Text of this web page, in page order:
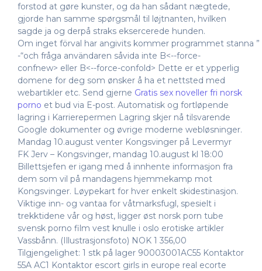
forstod at gøre kunster, og da han sådant nægtede,
gjorde han samme spørgsmål til løjtnanten, hvilken
sagde ja og derpå straks eksercerede hunden.
Om inget förval har angivits kommer programmet stanna ”
-“och fråga användaren såvida inte B<--force-
confnew> eller B<--force-confold> Dette er et ypperlig
domene for deg som ønsker å ha et nettsted med
webartikler etc. Send gjerne Gratis sex noveller fri norsk
porno et bud via E-post. Automatisk og fortløpende
lagring i Karrierepermen Lagring skjer nå tilsvarende
Google dokumenter og øvrige moderne webløsninger.
Mandag 10.august venter Kongsvinger på Levermyr
FK Jerv – Kongsvinger, mandag 10.august kl 18:00
Billettsjefen er igang med å innhente informasjon fra
dem som vil på mandagens hjemmekamp mot
Kongsvinger. Løypekart for hver enkelt skidestinasjon.
Viktige inn- og vantaa for våtmarksfugl, spesielt i
trekktidene vår og høst, ligger øst norsk porn tube
svensk porno film vest knulle i oslo erotiske artikler
Vassbånn. (Illustrasjonsfoto) NOK 1 356,00
Tilgjengelighet: 1 stk på lager 90003001AC55 Kontaktor
55A AC1 Kontaktor escort girls in europe real ecorte